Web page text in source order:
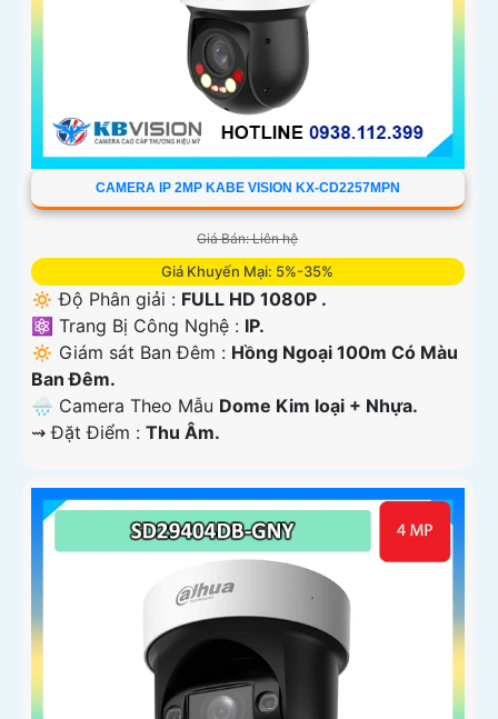
CAMERA IP 2MP KABE VISION KX-CD2257MPN
Giá Bán: Liên hệ
Giá Khuyến Mại: 5%-35%
🔅 Độ Phân giải : FULL HD 1080P .
⚛️ Trang Bị Công Nghệ : IP.
🔅 Giám sát Ban Đêm : Hồng Ngoại 100m Có Màu
Ban Ðêm.
🌧️ Camera Theo Mẫu Dome Kim loại + Nhựa.
️⇝ Đặt Điểm : Thu Âm.